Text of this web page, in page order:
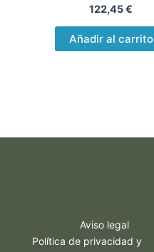
122,45€
Añadir al carrito
Aviso legal
Política de privacidad y